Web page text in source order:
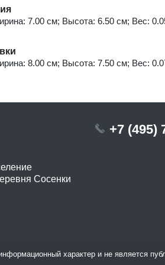
7.00 см; Высота: 6.50 см; Вес:
8.00 см; Высота: 7.50 см; Вес:
Сосенки
+7 (495)
характер и не является